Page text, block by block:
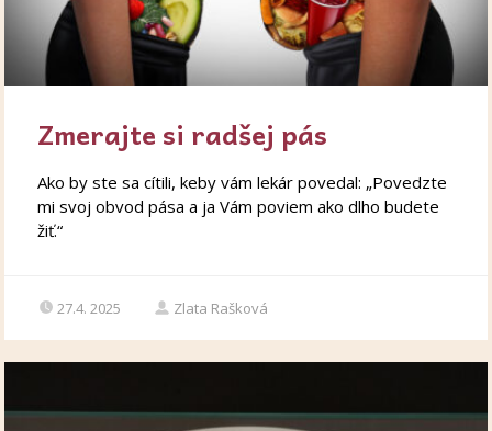
Zmerajte si radšej pás
Ako by ste sa cítili, keby vám lekár povedal: „Povedzte
mi svoj obvod pása a ja Vám poviem ako dlho budete
žiť.“
27.4. 2025 Zlata Rašková